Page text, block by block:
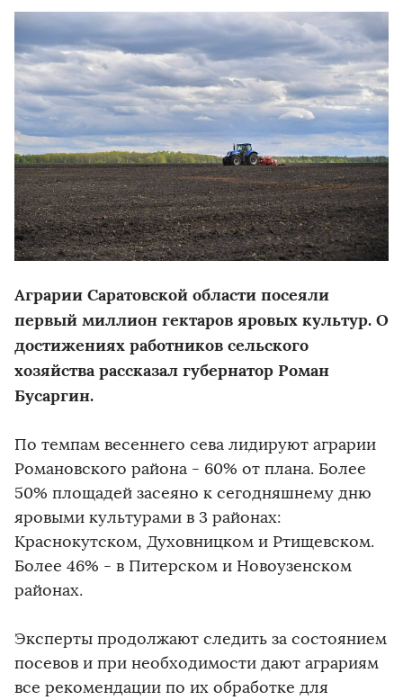
Аграрии Саратовской области посеяли
первый миллион гектаров яровых культур. О
достижениях работников сельского
хозяйства рассказал губернатор Роман
Бусаргин.
По темпам весеннего сева лидируют аграрии
Романовского района - 60% от плана. Более
50% площадей засеяно к сегодняшнему дню
яровыми культурами в 3 районах:
Краснокутском, Духовницком и Ртищевском.
Более 46% - в Питерском и Новоузенском
районах.
Эксперты продолжают следить за состоянием
посевов и при необходимости дают аграриям
все рекомендации по их обработке для